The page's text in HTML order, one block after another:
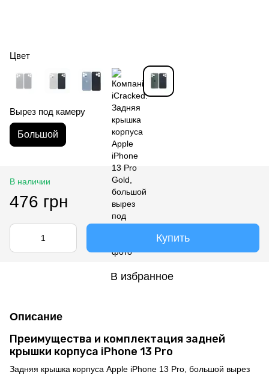
Цвет
Вырез под камеру
Большой
В наличии
476 грн
Купить
В избранное
Описание
Преимущества и комплектация задней
крышки корпуса iPhone 13 Pro
Задняя крышка корпуса Apple iPhone 13 Pro, большой вырез